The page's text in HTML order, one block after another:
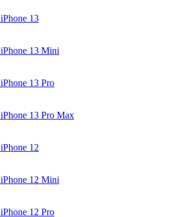
iPhone 13
iPhone 13 Mini
iPhone 13 Pro
iPhone 13 Pro Max
iPhone 12
iPhone 12 Mini
iPhone 12 Pro